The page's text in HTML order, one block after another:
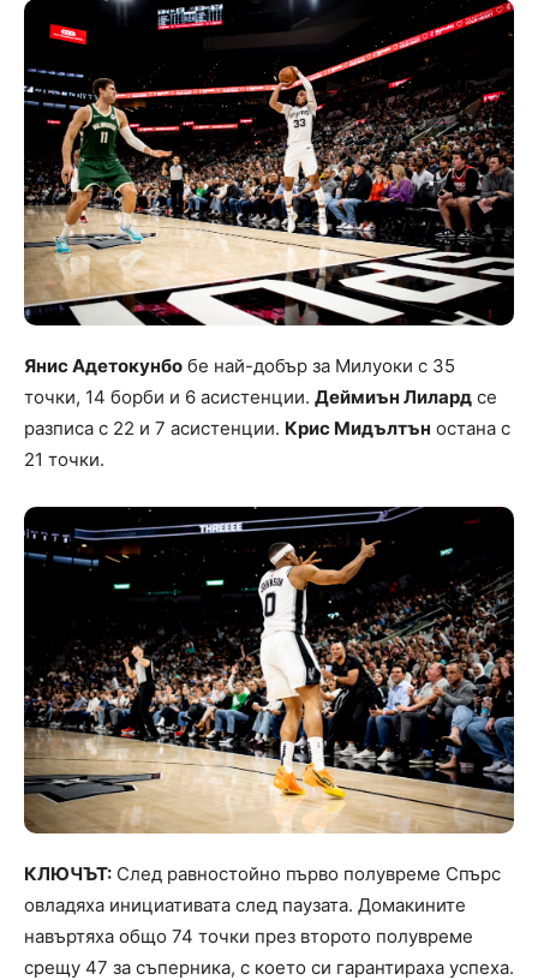
Янис Адетокунбо бе най-добър за Милуоки с 35
точки, 14 борби и 6 асистенции. Деймиън Лилард се
разписа с 22 и 7 асистенции. Крис Мидълтън остана с
21 точки.
КЛЮЧЪТ: След равностойно първо полувреме Спърс
овладяха инициативата след паузата. Домакините
навъртяха общо 74 точки през второто полувреме
срещу 47 за съперника, с което си гарантираха успеха.